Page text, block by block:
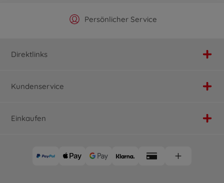
Offizieller Hersteller Shop
Persönlicher Service
Versandkostenfrei ab 25€
Schnelle Lieferung
Direktlinks
Kundenservice
Einkaufen